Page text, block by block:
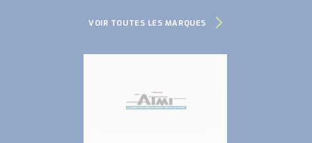
VOIR TOUTES LES MARQUES